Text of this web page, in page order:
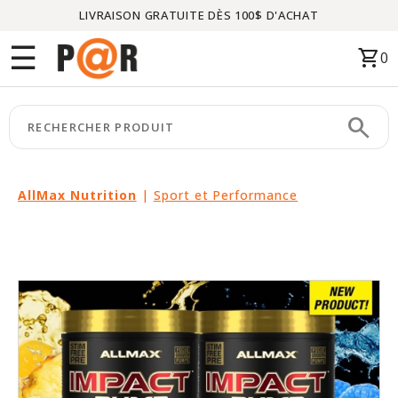
LIVRAISON GRATUITE DÈS 100$ D'ACHAT
☰ shopping_cart0
search
AllMax Nutrition | Sport et Performance
Menu
CATÉGORIES
keyboard_arrow_right
MARQUES
keyboard_arrow_right
VEDETTE
CE
MOIS-
CI
LIQUIDATION
PARTENAIRES